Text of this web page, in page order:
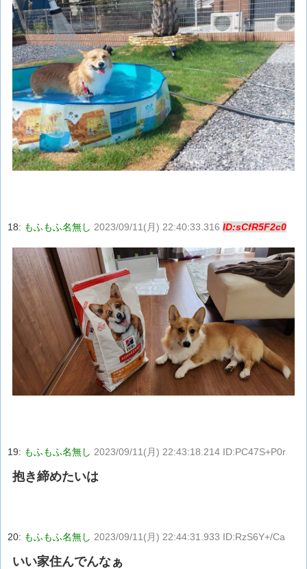
18: もふもふ名無し 2023/09/11(月) 22:40:33.316 ID:sCfR5F2c0
19: もふもふ名無し 2023/09/11(月) 22:43:18.214 ID:PC47S+P0r
抱き締めたいは
20: もふもふ名無し 2023/09/11(月) 22:44:31.933 ID:RzS6Y+/Ca
いい家住んでんなぁ